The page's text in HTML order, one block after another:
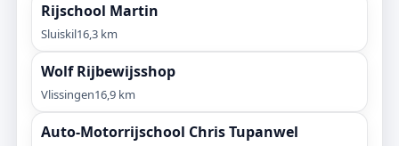
Rijschool Martin
Sluiskil16,3 km
Wolf Rijbewijsshop
Vlissingen16,9 km
Auto-Motorrijschool Chris Tupanwel